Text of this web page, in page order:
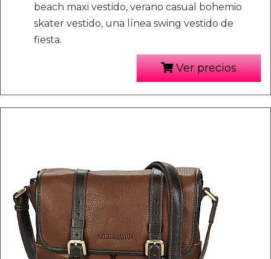
beach maxi vestido, verano casual bohemio
skater vestido, una línea swing vestido de
fiesta.
Ver precios